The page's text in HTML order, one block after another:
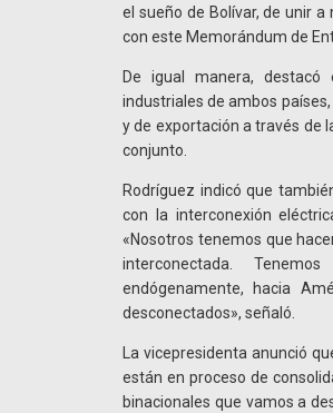
el sueño de Bolívar, de unir
con este Memorándum de
De igual manera,
industriales de ambos
y de exportación a través de
conjunto.
Rodríguez indicó que
con la interconexión
«Nosotros tenemos que
interconectada.
endógenamente, hacia
desconectados», señaló.
La vicepresidenta anunció
están en proceso de
binacionales que vamos a